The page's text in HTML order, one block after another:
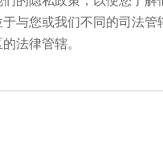
与您或我们不同的司法
法律管辖。